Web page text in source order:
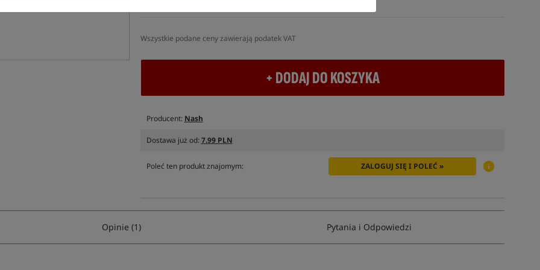
Wszystkie podane ceny zawierają podatek VAT
+ DODAJ DO KOSZYKA
Producent: Nash
Dostawa już od:7.99 PLN
Poleć ten produkt znajomym: ZALOGUJ SIĘ I POLEĆ »
Opinie (1) Pytania i Odpowiedzi